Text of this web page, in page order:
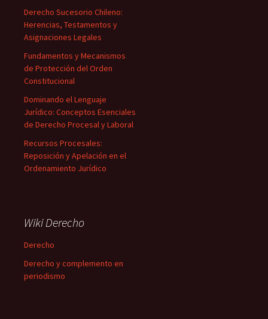
Derecho Sucesorio Chileno:
Herencias, Testamentos y
Asignaciones Legales
Fundamentos y Mecanismos
de Protección del Orden
Constitucional
Dominando el Lenguaje
Jurídico: Conceptos Esenciales
de Derecho Procesal y Laboral
Recursos Procesales:
Reposición y Apelación en el
Ordenamiento Jurídico
Wiki Derecho
Derecho
Derecho y complemento en
periodismo